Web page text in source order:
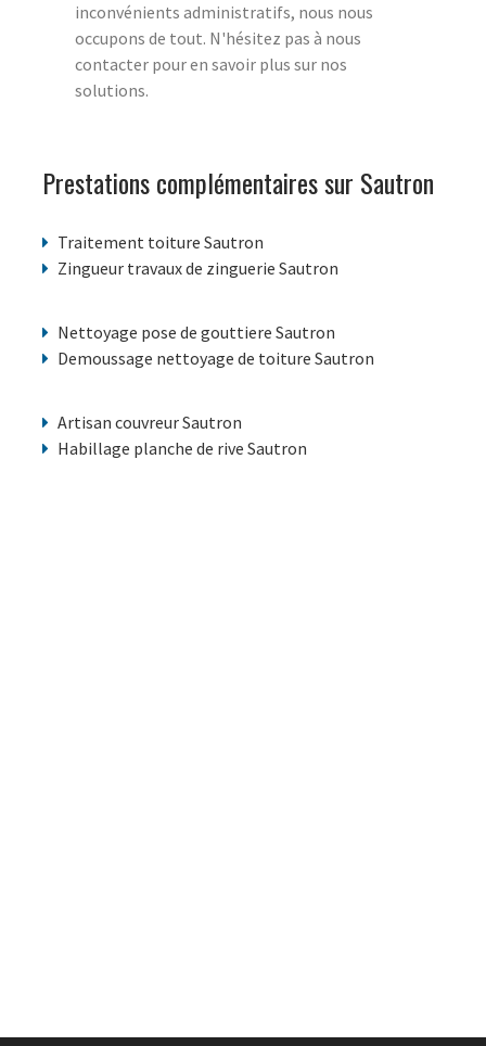
inconvénients administratifs, nous nous
occupons de tout. N'hésitez pas à nous
contacter pour en savoir plus sur nos
solutions.
Prestations complémentaires sur Sautron
Traitement toiture Sautron
Zingueur travaux de zinguerie Sautron
Nettoyage pose de gouttiere Sautron
Demoussage nettoyage de toiture Sautron
Artisan couvreur Sautron
Habillage planche de rive Sautron